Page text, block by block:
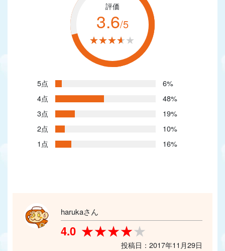
評価
3.6/5
★★★★★
★★★★★
5点
6%
4点
48%
3点
19%
2点
10%
1点
16%
harukaさん
4.0 ★★★★★
★★★★★
投稿日：2017年11月29日